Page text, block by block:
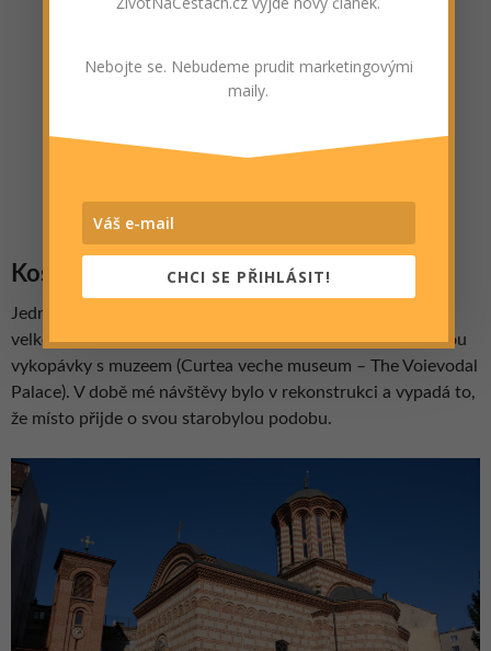
Kostelík Curtea Veche (Old Court Church)
Jedná se o nejstarší dochovaný kostel v Bukurešti, prošel
velkou rekonstrukcí v letech 1928 až 1935. Hned vedle jsou
vykopávky s muzeem (Curtea veche museum – The Voievodal
Palace). V době mé návštěvy bylo v rekonstrukci a vypadá to,
že místo přijde o svou starobylou podobu.
Nebojte se. Nebudeme prudit marketingovými
maily.
CHCI SE PŘIHLÁSIT!